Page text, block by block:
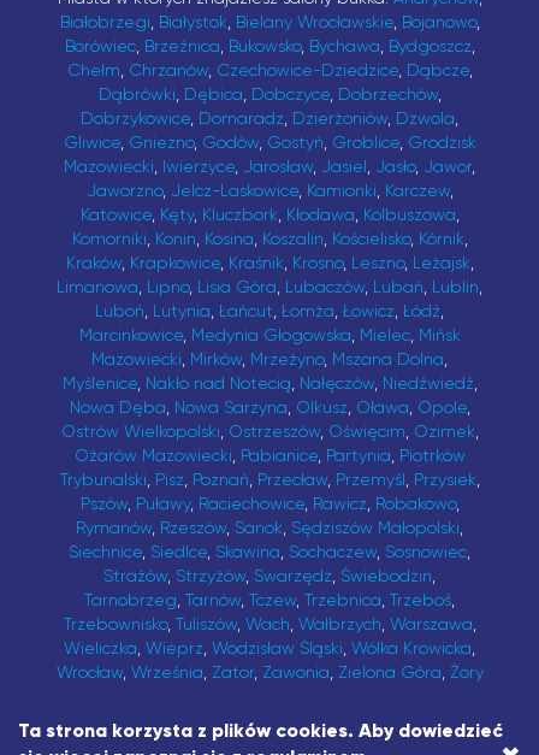
Białobrzegi, Białystok, Bielany Wrocławskie, Bojanowo,
Borówiec, Brzeźnica, Bukowsko, Bychawa, Bydgoszcz,
Chełm, Chrzanów, Czechowice-Dziedzice, Dąbcze,
Dąbrówki, Dębica, Dobczyce, Dobrzechów,
Dobrzykowice, Domaradz, Dzierżoniów, Dzwola,
Gliwice, Gniezno, Godów, Gostyń, Groblice, Grodzisk
Mazowiecki, Iwierzyce, Jarosław, Jasiel, Jasło, Jawor,
Jaworzno, Jelcz-Laskowice, Kamionki, Karczew,
Katowice, Kęty, Kluczbork, Kłodawa, Kolbuszowa,
Komorniki, Konin, Kosina, Koszalin, Kościelisko, Kórnik,
Kraków, Krapkowice, Kraśnik, Krosno, Leszno, Leżajsk,
Limanowa, Lipno, Lisia Góra, Lubaczów, Lubań, Lublin,
Luboń, Lutynia, Łańcut, Łomża, Łowicz, Łódź,
Marcinkowice, Medynia Głogowska, Mielec, Mińsk
Mazowiecki, Mirków, Mrzeżyno, Mszana Dolna,
Myślenice, Nakło nad Notecią, Nałęczów, Niedźwiedź,
Nowa Dęba, Nowa Sarzyna, Olkusz, Oława, Opole,
Ostrów Wielkopolski, Ostrzeszów, Oświęcim, Ozimek,
Ożarów Mazowiecki, Pabianice, Partynia, Piotrków
Trybunalski, Pisz, Poznań, Przecław, Przemyśl, Przysiek,
Pszów, Puławy, Raciechowice, Rawicz, Robakowo,
Rymanów, Rzeszów, Sanok, Sędziszów Małopolski,
Siechnice, Siedlce, Skawina, Sochaczew, Sosnowiec,
Strażów, Strzyżów, Swarzędz, Świebodzin,
Tarnobrzeg, Tarnów, Tczew, Trzebnica, Trzeboś,
Trzebownisko, Tuliszów, Wach, Wałbrzych, Warszawa,
Wieliczka, Wieprz, Wodzisław Śląski, Wólka Krowicka,
Wrocław, Września, Zator, Zawonia, Zielona Góra, Żory
Wszelkie prawa zastrzeżone.
Ta strona korzysta z plików cookies. Aby dowiedzieć